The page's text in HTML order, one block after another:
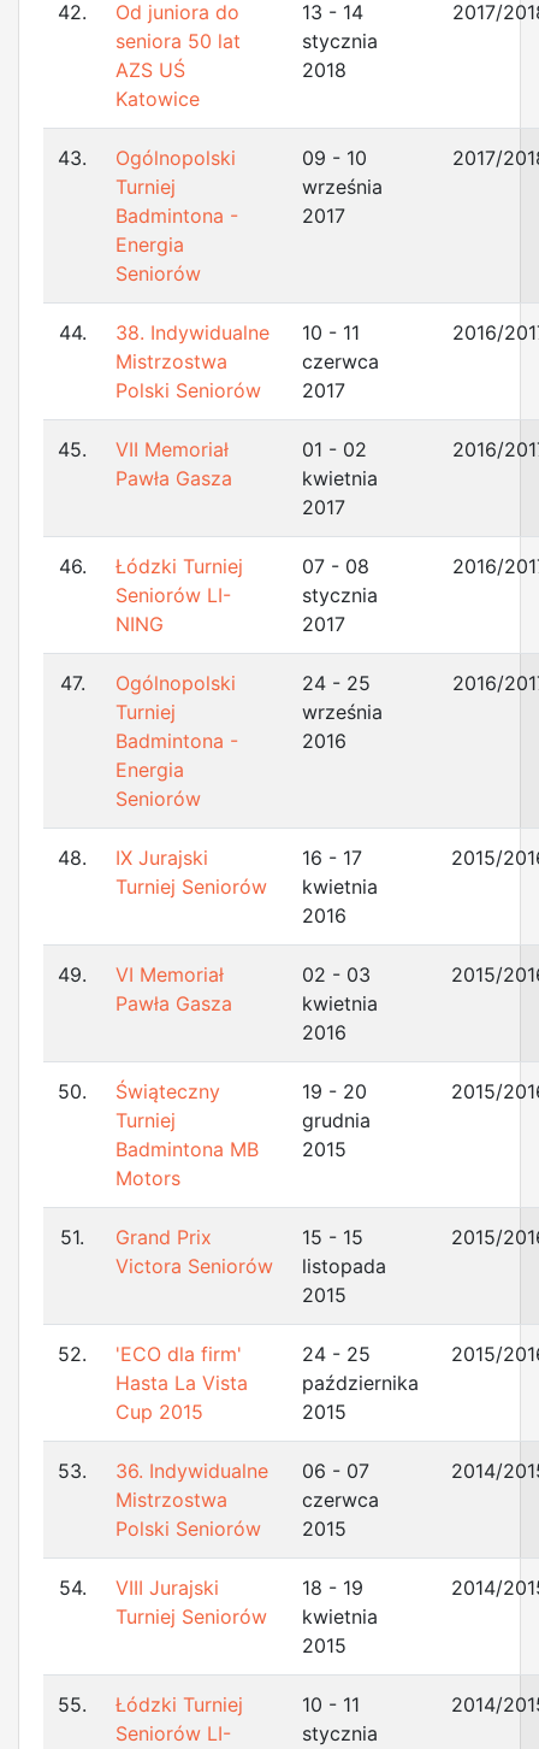
42.
Od juniora do
seniora 50 lat
AZS UŚ
Katowice
13 - 14
stycznia
2018
2017/
43.
Ogólnopolski
Turniej
Badmintona -
Energia
Seniorów
09 - 10
września
2017
2017/
44.
38. Indywidualne
Mistrzostwa
Polski Seniorów
10 - 11
czerwca
2017
2016/
45.
VII Memoriał
Pawła Gasza
01 - 02
kwietnia
2017
2016/
46.
Łódzki Turniej
Seniorów LI-
NING
07 - 08
stycznia
2017
2016/
47.
Ogólnopolski
Turniej
Badmintona -
Energia
Seniorów
24 - 25
września
2016
2016/
48.
IX Jurajski
Turniej Seniorów
16 - 17
kwietnia
2016
2015/
49.
VI Memoriał
Pawła Gasza
02 - 03
kwietnia
2016
2015/
50.
Świąteczny
Turniej
Badmintona MB
Motors
19 - 20
grudnia
2015
2015/
51.
Grand Prix
Victora Seniorów
15 - 15
listopada
2015
2015/
52.
'ECO dla firm'
Hasta La Vista
Cup 2015
24 - 25
października
2015
2015/
53.
36. Indywidualne
Mistrzostwa
Polski Seniorów
06 - 07
czerwca
2015
2014/
54.
VIII Jurajski
Turniej Seniorów
18 - 19
kwietnia
2015
2014/
55.
Łódzki Turniej
Seniorów LI-
10 - 11
stycznia
2014/